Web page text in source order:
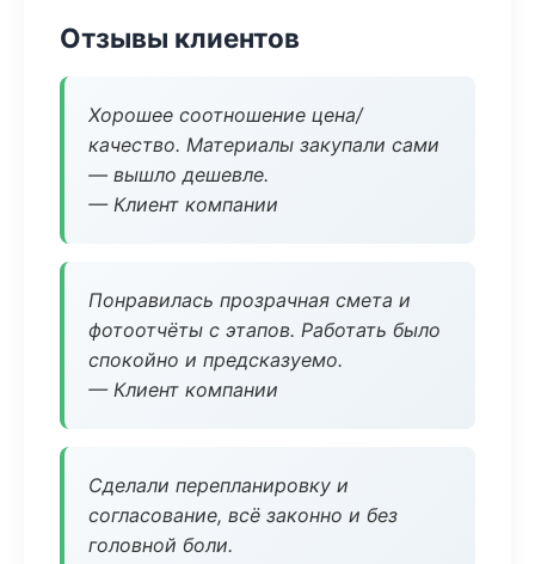
Отзывы клиентов
Хорошее соотношение цена/
качество. Материалы закупали сами
— вышло дешевле.
— Клиент компании
Понравилась прозрачная смета и
фотоотчёты с этапов. Работать было
спокойно и предсказуемо.
— Клиент компании
Сделали перепланировку и
согласование, всё законно и без
головной боли.